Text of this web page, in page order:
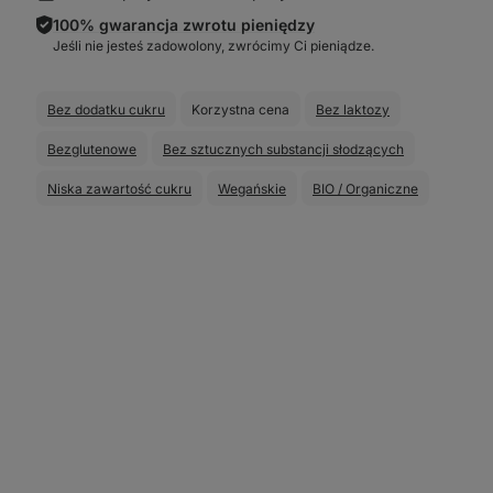
100% gwarancja zwrotu pieniędzy
Jeśli nie jesteś zadowolony, zwrócimy Ci pieniądze.
Bez dodatku cukru Korzystna cena Bez laktozy
Bezglutenowe Bez sztucznych substancji słodzących
Niska zawartość cukru Wegańskie BIO / Organiczne